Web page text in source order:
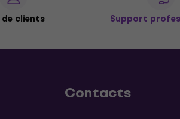
de clients Support
Contacts